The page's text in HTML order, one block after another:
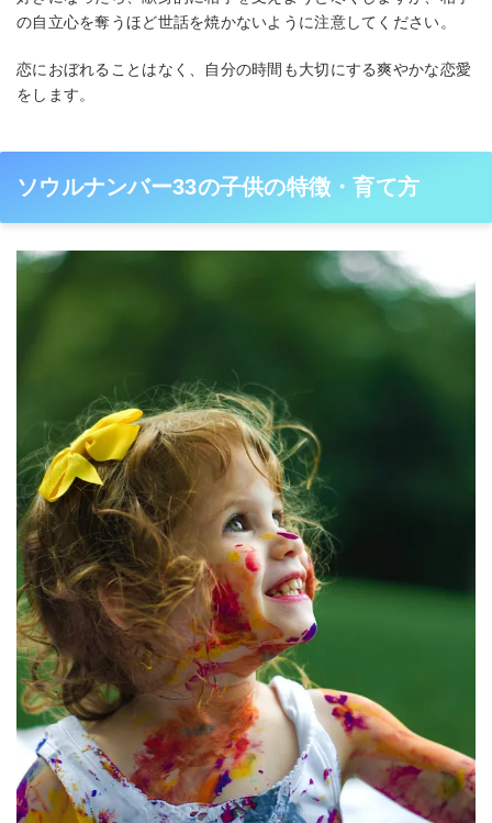
の自立心を奪うほど世話を焼かないように注意してください。
恋におぼれることはなく、自分の時間も大切にする爽やかな恋愛
をします。
ソウルナンバー33の子供の特徴・育て方